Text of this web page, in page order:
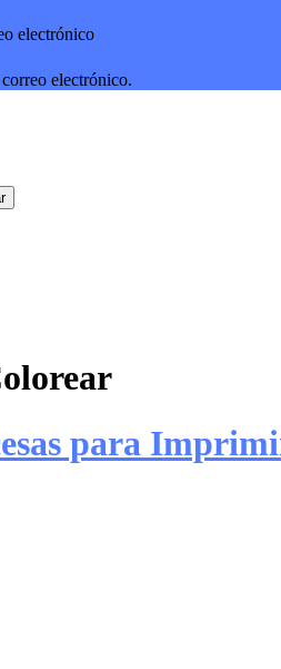
electrónico
electrónico.
para